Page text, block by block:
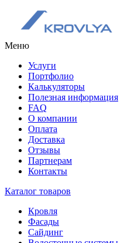
Меню
Услуги
Портфолио
Калькуляторы
Полезная информация
FAQ
О компании
Оплата
Доставка
Отзывы
Партнерам
Контакты
Каталог товаров
Кровля
Фасады
Сайдинг